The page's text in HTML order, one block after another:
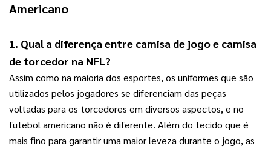
Americano
1. Qual a diferença entre camisa de jogo e camisa
de torcedor na NFL?
Assim como na maioria dos esportes, os uniformes que são
utilizados pelos jogadores se diferenciam das peças
voltadas para os torcedores em diversos aspectos, e no
futebol americano não é diferente. Além do tecido que é
mais fino para garantir uma maior leveza durante o jogo, as